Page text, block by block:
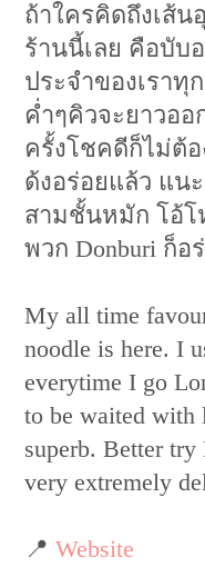
ถ้าใครคิดถึงเส้
ร้านนี้เลย คือบับ
ประจำของเราทุ
ค่ำๆคิวจะยาวออ
ครั้งโชคดีก็ไม่ต้อ
ด้งอร่อยแล้ว แน
สามชั้นหมัก โอ้โ
พวก Donburi ก็อ
My all time
noodle is here. I
everytime I go
to be waited with
superb. Better
very extremely
📍Website